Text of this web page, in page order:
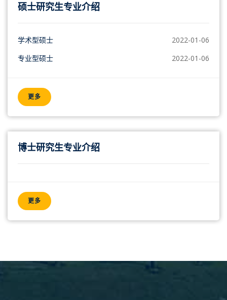
硕士研究生专业介绍
2022-01-06
学术型硕士
2022-01-06
专业型硕士
更多
博士研究生专业介绍
更多